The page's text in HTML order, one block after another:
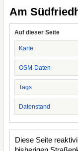
Am
Auf dieser Seite
Karte
OSM-Daten
Tags
Datenstand
Diese Seite